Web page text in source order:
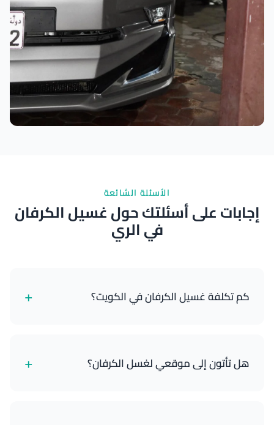
الأسئلة الشائعة
إجابات على أسئلتك حول غسيل الكرفان
في الري
كم تكلفة غسيل الكرفان في الكويت؟ +
المتنقلة الكبيرة مع التفصيل الكامل. تعتمد الأسعار على
هل تأتون إلى موقعي لغسل الكرفان؟ +